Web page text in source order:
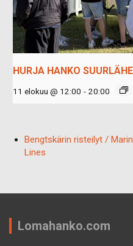
HURJA HANKO
11 elokuu @ 12:00 - 20:00
Bengtskärin risteilyt /
Lines
Lomahanko.com